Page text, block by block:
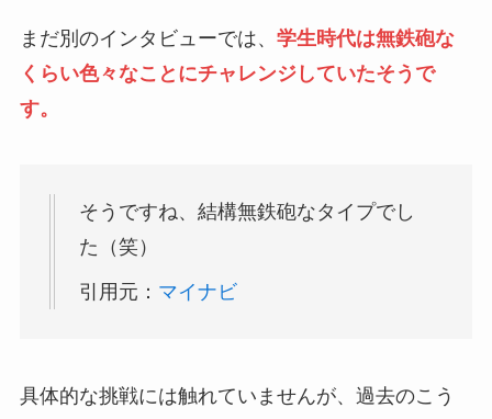
まだ別のインタビューでは、 学生時代は無鉄砲な
くらい色々なことにチャレンジしていたそうで
す。
そうですね、結構無鉄砲なタイプでし
た（笑）
引用元： マイナビ
具体的な挑戦には触れていませんが、過去のこう